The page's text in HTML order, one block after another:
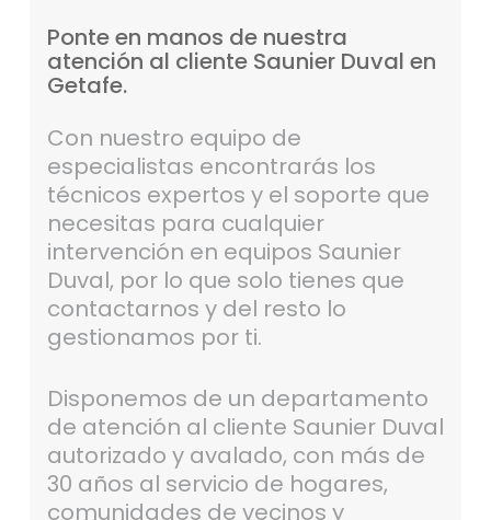
Ponteen manos de nuestra
atención al cliente Saunier Duval en
Getafe.
Con nuestro equipo de
especialistas encontrarás los
técnicos expertos y el soporte que
necesitas para cualquier
intervención en equipos Saunier
Duval, por lo que solo tienes que
contactarnos y del resto lo
gestionamos por ti.
Disponemos de un departamento
de atención al cliente Saunier Duval
autorizado y avalado, con más de
30 años al servicio de hogares,
comunidades de vecinos y